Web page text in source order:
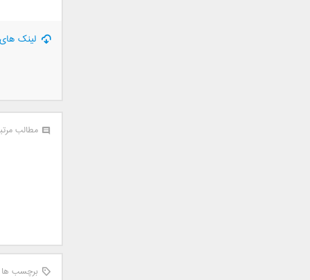
لینک
مطالب
برچسب ها